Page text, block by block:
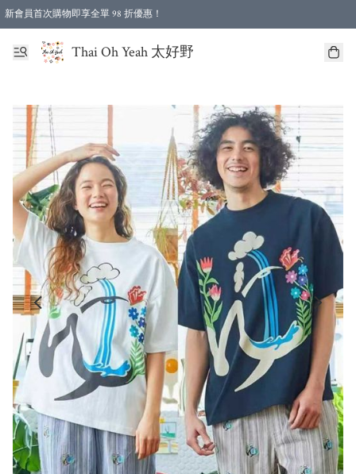
新會員首次購物即享全單 98 折優惠！
特選會員可享全單低至 96 折優惠！
Thai Oh Yeah 太好野